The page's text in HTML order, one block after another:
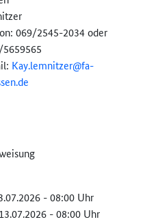
069/2545-2034 oder
Kay.lemnitzer@fa-
- 08:00 Uhr
- 08:00 Uhr